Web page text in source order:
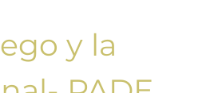
y la